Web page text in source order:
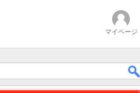
マイページ